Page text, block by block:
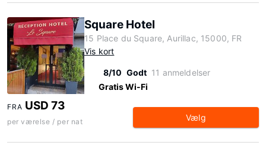
Square Hotel
15 Place du Square, Aurillac, 15000, FR
Vis kort
8/10 Godt 11 anmeldelser
Gratis Wi-Fi
FRA USD 73
per værelse / per nat Vælg